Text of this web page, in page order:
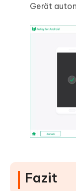
Gerät
Fazit